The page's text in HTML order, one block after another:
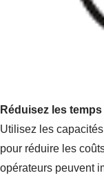
Réduisez les temps
Utilisez les
pour réduire les
opérateurs peuvent